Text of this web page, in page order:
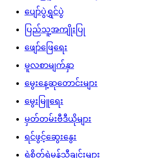
ပျော်ပွဲရွှင်ပွဲ
ပြည်သူ့အကျိုးပြု
ဖျော်ဖြေရေး
မူလစာမျက်နှာ
မွေးနေ့ဆုတောင်းများ
မွေးမြူရေး
မှတ်တမ်းဗီဒီယိုများ
ရင်ဖွင့်ဆွေးနွေး
ရဲစိတ်ရဲမန်သီချင်းများ